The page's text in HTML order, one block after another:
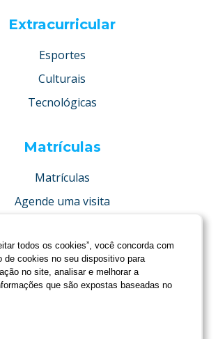
Extracurricular
Esportes
Culturais
Tecnológicas
Matrículas
Matrículas
Agende uma visita
Condições especiais
todos os cookies”, você concorda com
de cookies no seu dispositivo para
no site, analisar e melhorar a
que são expostas baseadas no